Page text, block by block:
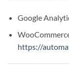
Google
https://